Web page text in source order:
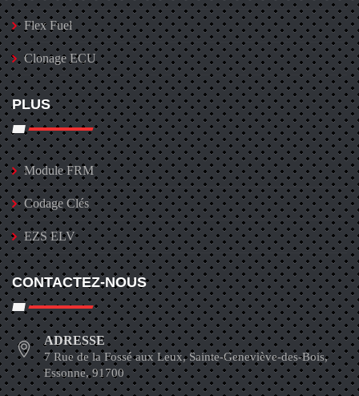
Flex Fuel
Clonage ECU
PLUS
Module FRM
Codage Clés
EZS ELV
CONTACTEZ-NOUS
ADRESSE
7 Rue de la Fossé aux Leux, Sainte-Geneviève-des-Bois,
Essonne, 91700